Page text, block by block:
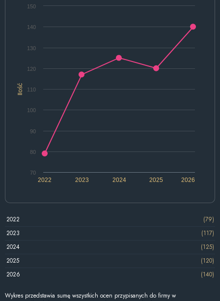
Ilość
2022 2024 2026
2023 2025
70
80
90
100
110
120
130
140
150
2022
(79)
2023
(117)
2024
(125)
2025
(120)
2026
(140)
Wykres przedstawia sumę wszystkich ocen przypisanych do firmy w